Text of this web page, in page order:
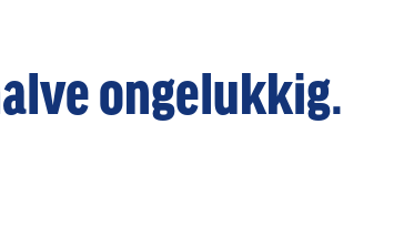
ongelukkig.